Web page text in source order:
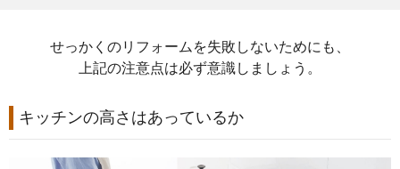
せっかくのリフォームを失敗しないためにも、
上記の注意点は必ず意識しましょう。
キッチンの高さはあっているか